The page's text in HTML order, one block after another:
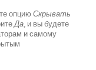
опциюСкрывать
Да, и вы будете
и самому